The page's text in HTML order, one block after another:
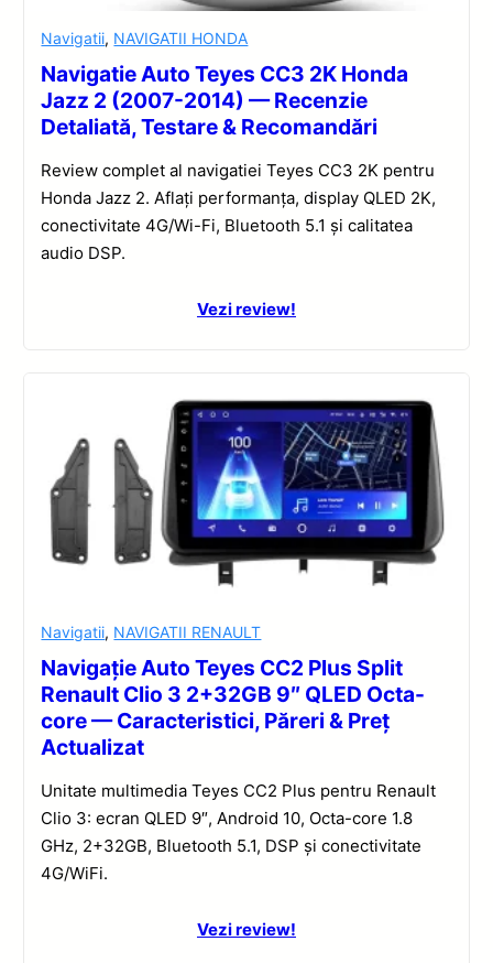
Navigatii, NAVIGATII HONDA
Navigatie Auto Teyes CC3 2K Honda
Jazz 2 (2007-2014) — Recenzie
Detaliată, Testare & Recomandări
Review complet al navigatiei Teyes CC3 2K pentru
Honda Jazz 2. Aflați performanța, display QLED 2K,
conectivitate 4G/Wi-Fi, Bluetooth 5.1 și calitatea
audio DSP.
Vezi review!
Navigatii, NAVIGATII RENAULT
Navigație Auto Teyes CC2 Plus Split
Renault Clio 3 2+32GB 9″ QLED Octa-
core — Caracteristici, Păreri & Preț
Actualizat
Unitate multimedia Teyes CC2 Plus pentru Renault
Clio 3: ecran QLED 9″, Android 10, Octa-core 1.8
GHz, 2+32GB, Bluetooth 5.1, DSP și conectivitate
4G/WiFi.
Vezi review!